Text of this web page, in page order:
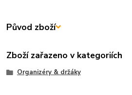
Původ zboží
Zboží zařazeno v kategoriích
Organizéry & držáky